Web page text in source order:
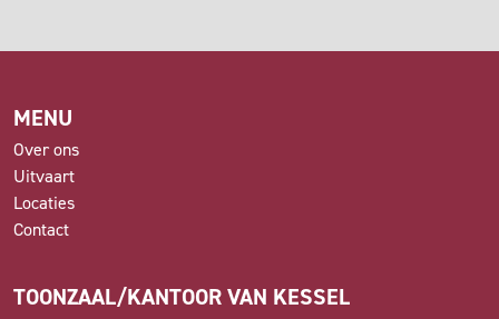
MENU
Over ons
Uitvaart
Locaties
Contact
TOONZAAL/KANTOOR VAN KESSEL